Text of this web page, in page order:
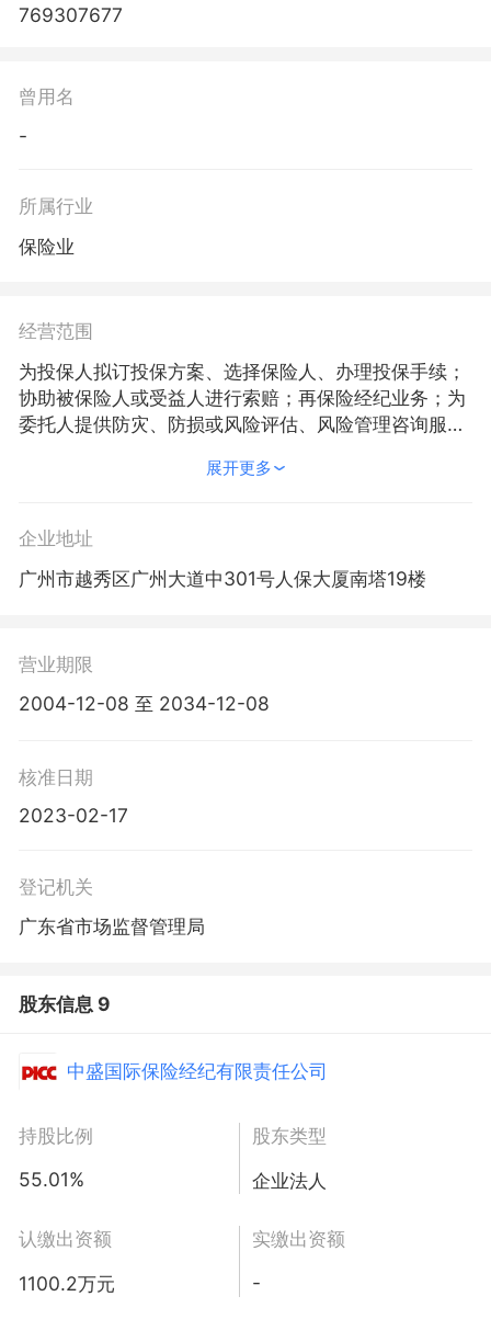
769307677
曾用名
-
所属行业
保险业
经营范围
为投保人拟订投保方案、选择保险人、办理投保手续；
协助被保险人或受益人进行索赔；再保险经纪业务；为
委托人提供防灾、防损或风险评估、风险管理咨询服
目，经相关部门批准后方可开展经营活动）〓
展开更多
企业地址
广州市越秀区广州大道中301号人保大厦南塔19楼
营业期限
2004-12-08 至 2034-12-08
核准日期
2023-02-17
登记机关
广东省市场监督管理局
股东信息 9
中盛国际保险经纪有限责任公司
持股比例
55.01%
股东类型
企业法人
认缴出资额
1100.2万元
实缴出资额
-